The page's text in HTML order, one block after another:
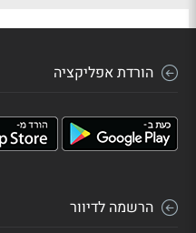
הורדת אפליקציה
הרשמה לדיוור